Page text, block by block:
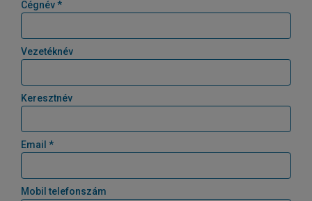
Cégnév *
Vezetéknév
Keresztnév
Email *
Mobil telefonszám